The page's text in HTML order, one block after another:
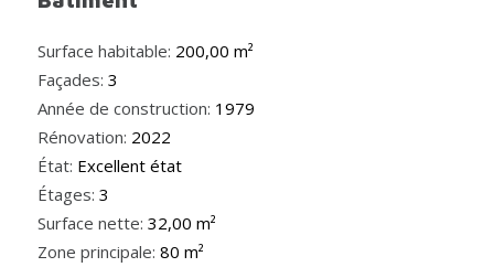
Surface habitable: 200,00 m²
Façades: 3
Année de construction: 1979
Rénovation: 2022
État: Excellent état
Étages: 3
Surface nette: 32,00 m²
Zone principale: 80 m²